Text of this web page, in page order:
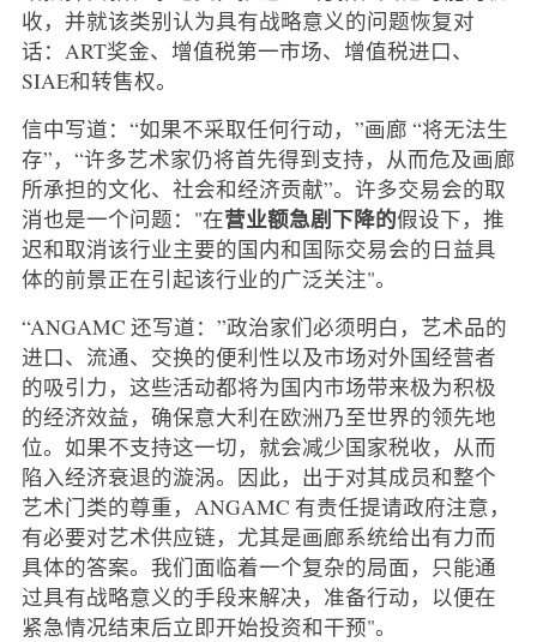
收，并就该类别认为具有战略意义的问题恢复对
话：ART奖金、增值税第一市场、增值税进口、
SIAE和转售权。
信中写道：“如果不采取任何行动，”画廊 “将无法生
存”，“许多艺术家仍将首先得到支持，从而危及画廊
所承担的文化、社会和经济贡献”。许多交易会的取
消也是一个问题："在营业额急剧下降的假设下，推
迟和取消该行业主要的国内和国际交易会的日益具
体的前景正在引起该行业的广泛关注"。
“ANGAMC 还写道：”政治家们必须明白，艺术品的
进口、流通、交换的便利性以及市场对外国经营者
的吸引力，这些活动都将为国内市场带来极为积极
的经济效益，确保意大利在欧洲乃至世界的领先地
位。如果不支持这一切，就会减少国家税收，从而
陷入经济衰退的漩涡。因此，出于对其成员和整个
艺术门类的尊重，ANGAMC 有责任提请政府注意，
有必要对艺术供应链，尤其是画廊系统给出有力而
具体的答案。我们面临着一个复杂的局面，只能通
过具有战略意义的手段来解决，准备行动，以便在
紧急情况结束后立即开始投资和干预"。